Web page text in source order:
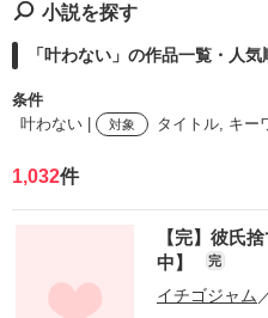
小説を探す
「叶わない」の作品一覧・人気
条件
叶わない |
対象 タイトル, キー
検索ワード
1,032件
【完】彼氏
中】
完
イチゴジャム